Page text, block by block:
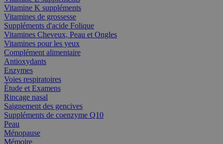
Vitamine K suppléments
Vitamines de grossesse
Suppléments d'acide Folique
Vitamines Cheveux, Peau et Ongles
Vitamines pour les yeux
Complément alimentaire
Antioxydants
Enzymes
Voies respiratoires
Étude et Examens
Rincage nasal
Saignement des gencives
Suppléments de coenzyme Q10
Peau
Ménopause
Mémoire